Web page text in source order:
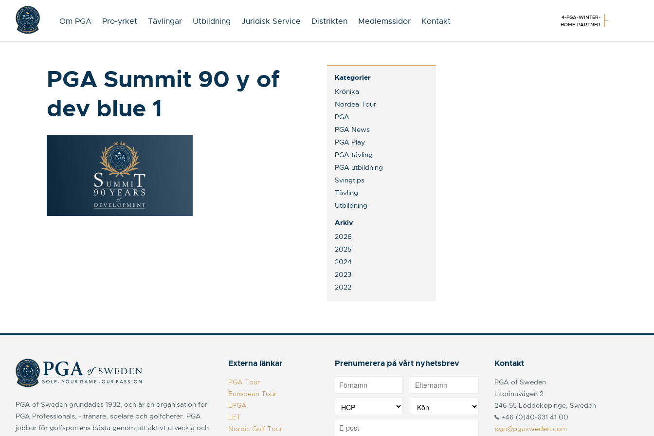
Om PGA Pro-yrket Tävlingar Utbildning Juridisk Service Distrikten Medlemssidor Kontakt
4-PGA-WINTER-
HOME-PARTNER
PGA Summit 90 y of
dev blue 1
Kategorier
Krönika
Nordea Tour
PGA
PGA News
PGA Play
PGA tävling
PGA utbildning
Svingtips
Tävling
Utbildning
Arkiv
2026
2025
2024
2023
2022
PGA of Sweden grundades 1932, och är en organisation för
PGA Professionals, - tränare, spelare och golfchefer. PGA
jobbar för golfsportens bästa genom att aktivt utveckla och
Externa länkar
PGA Tour
European Tour
LPGA
LET
Nordic Golf Tour
Prenumerera på vårt nyhetsbrev Kontakt
PGA of Sweden
Litorinavägen 2
246 55 Löddeköpinge, Sweden
+46 (0)40-631 41 00
pga@pgasweden.com